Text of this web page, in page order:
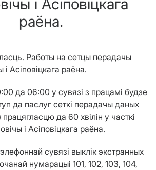
і Асіповіцкага
раёна.
Работы на сетцы перадачы
і Асіповіцкага раёна.
да 06:00 у сувязі з працамі будзе
да паслуг сеткі перадачы даных
да 60 хвілін у часткі
і Асіповіцкага раёна.
сувязі выклік экстранных
нумарацыі 101, 102, 103, 104,